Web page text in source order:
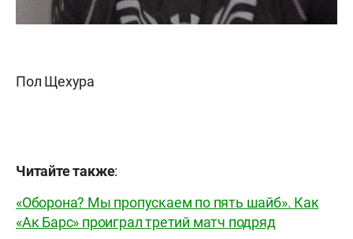
Пол Щехура
Читайте также:
«Оборона? Мы пропускаем по пять шайб». Как
«Ак Барс» проиграл третий матч подряд